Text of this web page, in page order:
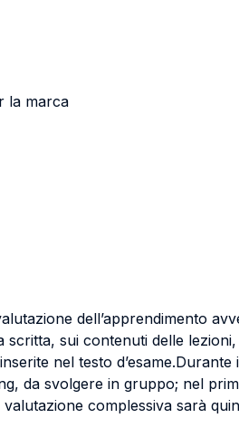
la marca
dell’apprendimento
sui contenuti delle
nel testo
da svolgere in gruppo; nel
complessiva sarà